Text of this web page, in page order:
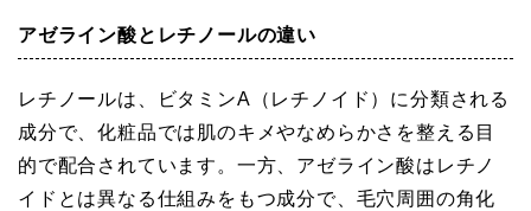
アゼライン酸とレチノールの違い
レチノールは、ビタミンA（レチノイド）に分類される
成分で、化粧品では肌のキメやなめらかさを整える目
的で配合されています。一方、アゼライン酸はレチノ
イドとは異なる仕組みをもつ成分で、毛穴周囲の角化